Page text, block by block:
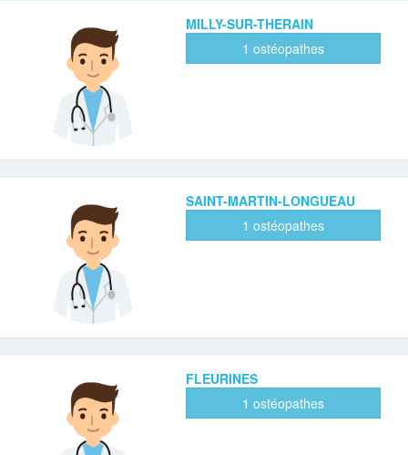
MILLY-SUR-THERAIN
1 ostéopathes
SAINT-MARTIN-LONGUEAU
1 ostéopathes
FLEURINES
1 ostéopathes